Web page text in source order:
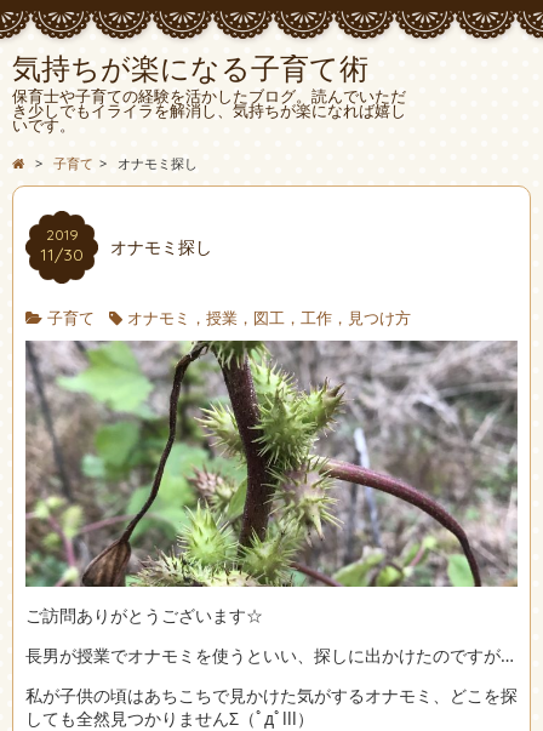
気持ちが楽になる子育て術
保育士や子育ての経験を活かしたブログ。読んでいただ
き少しでもイライラを解消し、気持ちが楽になれば嬉し
いです。
> 子育て > オナモミ探し
2019
11/30 オナモミ探し
子育て オナモミ，授業，図工，工作，見つけ方
ご訪問ありがとうございます☆
長男が授業でオナモミを使うといい、探しに出かけたのですが…
私が子供の頃はあちこちで見かけた気がするオナモミ、どこを探
しても全然見つかりませんΣ（ﾟдﾟlll）